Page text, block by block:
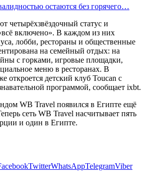
остаются без горячего…
четырёхзвёздочный статус и
включено». В каждом из них
лобби, рестораны и общественные
на семейный отдых: на
с горками, игровые площадки,
меню в ресторанах. В
откроется детский клуб Toucan с
программой, сообщает ixbt.
WB Travel появился в Египте ещё
сеть WB Travel насчитывает пять
и один в Египте.
TwitterWhatsAppTelegramViber